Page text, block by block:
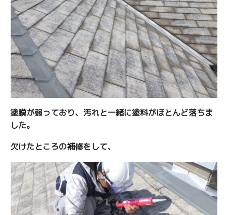
塗膜が弱っており、汚れと一緒に塗料がほとんど落ちま
した。
欠けたところの補修をして、